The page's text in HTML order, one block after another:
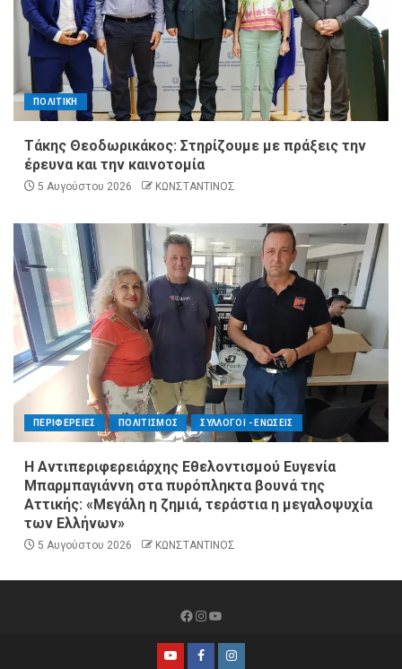
ΠΟΛΙΤΙΚΗ
Τάκης Θεοδωρικάκος: Στηρίζουμε με πράξεις την
έρευνα και την καινοτομία
5 Αυγούστου 2026 ΚΩΝΣΤΑΝΤΙΝΟΣ
ΠΕΡΙΦΕΡΕΙΕΣ ΠΟΛΙΤΙΣΜΟΣ ΣΥΛΛΟΓΟΙ - ΕΝΩΣΕΙΣ
Η Αντιπεριφερειάρχης Εθελοντισμού Ευγενία
Μπαρμπαγιάννη στα πυρόπληκτα βουνά της
Αττικής: «Μεγάλη η ζημιά, τεράστια η μεγαλοψυχία
των Ελλήνων»
5 Αυγούστου 2026 ΚΩΝΣΤΑΝΤΙΝΟΣ